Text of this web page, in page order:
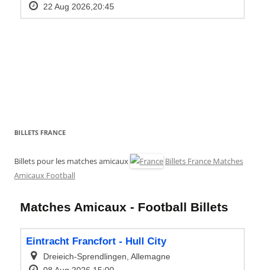
BILLETS FRANCE
Billets pour les matches amicaux
Billets France Matches
Amicaux Football